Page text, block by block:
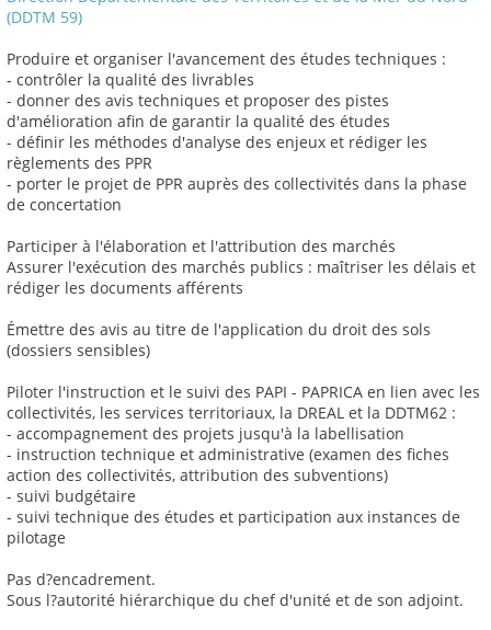
(DDTM 59)
Produire et organiser l'avancement des études techniques :
- contrôler la qualité des livrables
- donner des avis techniques et proposer des pistes
d'amélioration afin de garantir la qualité des études
- définir les méthodes d'analyse des enjeux et rédiger les
règlements des PPR
- porter le projet de PPR auprès des collectivités dans la phase
de concertation
Participer à l'élaboration et l'attribution des marchés
Assurer l'exécution des marchés publics : maîtriser les délais et
rédiger les documents afférents
Émettre des avis au titre de l'application du droit des sols
(dossiers sensibles)
Piloter l'instruction et le suivi des PAPI - PAPRICA en lien avec les
collectivités, les services territoriaux, la DREAL et la DDTM62 :
- accompagnement des projets jusqu'à la labellisation
- instruction technique et administrative (examen des fiches
action des collectivités, attribution des subventions)
- suivi budgétaire
- suivi technique des études et participation aux instances de
pilotage
Pas d?encadrement.
Sous l?autorité hiérarchique du chef d'unité et de son adjoint.